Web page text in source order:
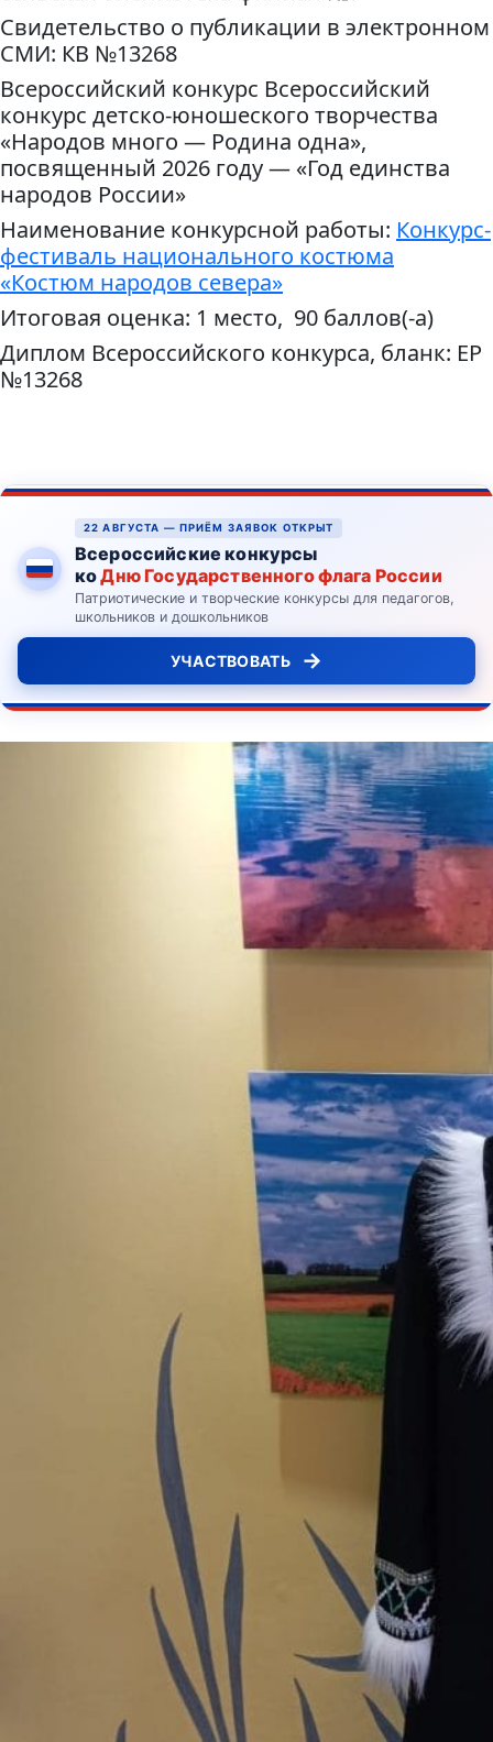
Свидетельство о публикации в электронном
СМИ: КВ №13268
Всероссийский конкурс Всероссийский
конкурс детско-юношеского творчества
«Народов много — Родина одна»,
посвященный 2026 году — «Год единства
народов России»
Наименование конкурсной работы: Конкурс-
фестиваль национального костюма
«Костюм народов севера»
Итоговая оценка: 1 место, 90 баллов(-а)
Диплом Всероссийского конкурса, бланк: ЕР
№13268
22 АВГУСТА — ПРИЁМ ЗАЯВОК ОТКРЫТ
Всероссийские конкурсы
коДню Государственного флага России
Патриотические и творческие конкурсы для педагогов,
школьников и дошкольников
УЧАСТВОВАТЬ →